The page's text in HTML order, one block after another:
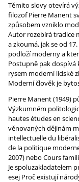
Těmito slovy otevírá
filozof Pierre Manent
způsobem vzniklo
Autor rozebírá tradice
a zkoumá, jak se od
podloží moderny a
Postupně pak dospívá
rysem moderní lidské
Moderní člověk je
Pierre Manent (1949)
Výzkumném
hautes études en
věnovaných dějinám
intellectuelle du
de la politique
2007) nebo Cours
Je spoluzakladatelem
esej Proč existují